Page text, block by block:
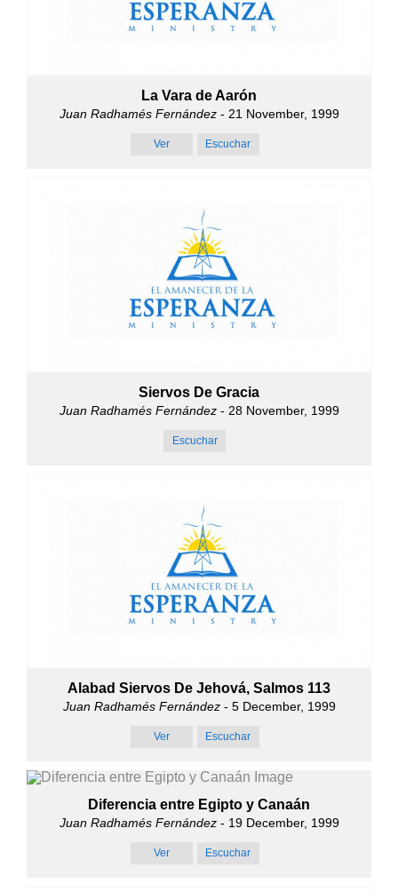
La Vara de Aarón
Juan Radhamés Fernández- 21 November, 1999
Ver Escuchar
Siervos De Gracia
Juan Radhamés Fernández- 28 November, 1999
Escuchar
Alabad Siervos De Jehová, Salmos 113
Juan Radhamés Fernández- 5 December, 1999
Ver Escuchar
Diferencia entre Egipto y Canaán
Juan Radhamés Fernández- 19 December, 1999
Ver Escuchar